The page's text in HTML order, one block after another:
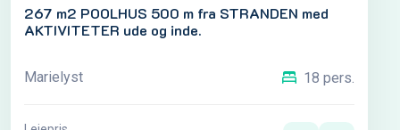
267 m2 POOLHUS 500 m fra STRANDEN med
AKTIVITETER ude og inde.
Marielyst 18 pers.